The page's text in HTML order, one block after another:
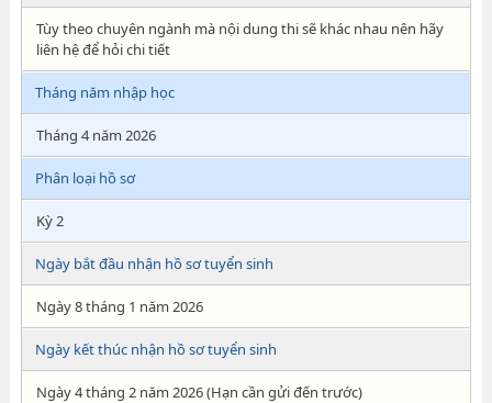
Tùy theo chuyên ngành mà nội dung thi sẽ khác nhau nên hãy
liên hệ để hỏi chi tiết
Tháng năm nhập học
Tháng 4 năm 2026
Phân loại hồ sơ
Kỳ 2
Ngày bắt đầu nhận hồ sơ tuyển sinh
Ngày 8 tháng 1 năm 2026
Ngày kết thúc nhận hồ sơ tuyển sinh
Ngày 4 tháng 2 năm 2026 (Hạn cần gửi đến trước)